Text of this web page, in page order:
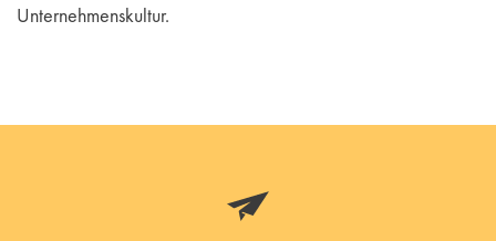
Unternehmenskultur.